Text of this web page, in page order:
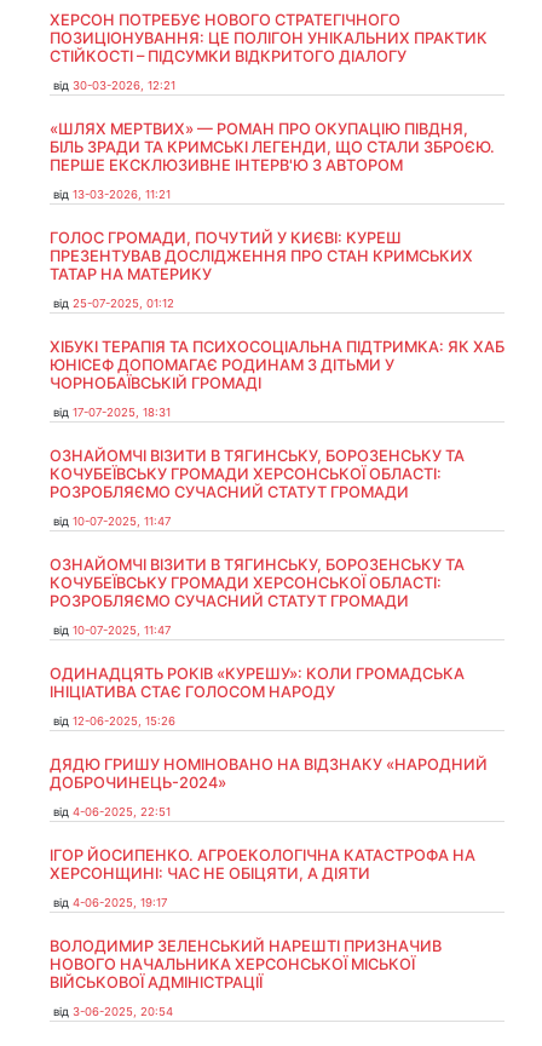
ХЕРСОН ПОТРЕБУЄ НОВОГО СТРАТЕГІЧНОГО
ПОЗИЦІОНУВАННЯ: ЦЕ ПОЛІГОН УНІКАЛЬНИХ ПРАКТИК
СТІЙКОСТІ – ПІДСУМКИ ВІДКРИТОГО ДІАЛОГУ
від 30-03-2026, 12:21
«ШЛЯХ МЕРТВИХ» — РОМАН ПРО ОКУПАЦІЮ ПІВДНЯ,
БІЛЬ ЗРАДИ ТА КРИМСЬКІ ЛЕГЕНДИ, ЩО СТАЛИ ЗБРОЄЮ.
ПЕРШЕ ЕКСКЛЮЗИВНЕ ІНТЕРВ'Ю З АВТОРОМ
від 13-03-2026, 11:21
ГОЛОС ГРОМАДИ, ПОЧУТИЙ У КИЄВІ: КУРЕШ
ПРЕЗЕНТУВАВ ДОСЛІДЖЕННЯ ПРО СТАН КРИМСЬКИХ
ТАТАР НА МАТЕРИКУ
від 25-07-2025, 01:12
ХІБУКІ ТЕРАПІЯ ТА ПСИХОСОЦІАЛЬНА ПІДТРИМКА: ЯК ХАБ
ЮНІСЕФ ДОПОМАГАЄ РОДИНАМ З ДІТЬМИ У
ЧОРНОБАЇВСЬКІЙ ГРОМАДІ
від 17-07-2025, 18:31
ОЗНАЙОМЧІ ВІЗИТИ В ТЯГИНСЬКУ, БОРОЗЕНСЬКУ ТА
КОЧУБЕЇВСЬКУ ГРОМАДИ ХЕРСОНСЬКОЇ ОБЛАСТІ:
РОЗРОБЛЯЄМО СУЧАСНИЙ СТАТУТ ГРОМАДИ
від 10-07-2025, 11:47
ОЗНАЙОМЧІ ВІЗИТИ В ТЯГИНСЬКУ, БОРОЗЕНСЬКУ ТА
КОЧУБЕЇВСЬКУ ГРОМАДИ ХЕРСОНСЬКОЇ ОБЛАСТІ:
РОЗРОБЛЯЄМО СУЧАСНИЙ СТАТУТ ГРОМАДИ
від 10-07-2025, 11:47
ОДИНАДЦЯТЬ РОКІВ «КУРЕШУ»: КОЛИ ГРОМАДСЬКА
ІНІЦІАТИВА СТАЄ ГОЛОСОМ НАРОДУ
від 12-06-2025, 15:26
ДЯДЮ ГРИШУ НОМІНОВАНО НА ВІДЗНАКУ «НАРОДНИЙ
ДОБРОЧИНЕЦЬ-2024»
від 4-06-2025, 22:51
ІГОР ЙОСИПЕНКО. АГРОЕКОЛОГІЧНА КАТАСТРОФА НА
ХЕРСОНЩИНІ: ЧАС НЕ ОБІЦЯТИ, А ДІЯТИ
від 4-06-2025, 19:17
ВОЛОДИМИР ЗЕЛЕНСЬКИЙ НАРЕШТІ ПРИЗНАЧИВ
НОВОГО НАЧАЛЬНИКА ХЕРСОНСЬКОЇ МІСЬКОЇ
ВІЙСЬКОВОЇ АДМІНІСТРАЦІЇ
від 3-06-2025, 20:54